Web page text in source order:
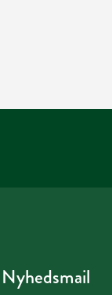
Nyhedsmail